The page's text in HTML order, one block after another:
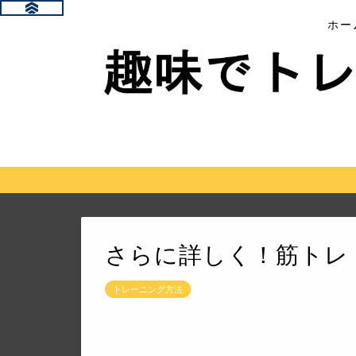
ホー
さらに詳しく！筋ト
トレーニング方法